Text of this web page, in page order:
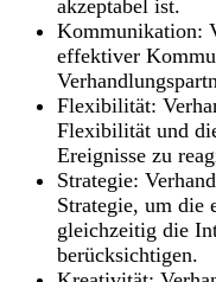
akzeptabel ist.
Kommunikation:
effektiver
Flexibilität:
Flexibilität und
Ereignisse zu
Strategie:
Strategie, um die
gleichzeitig die
berücksichtigen.